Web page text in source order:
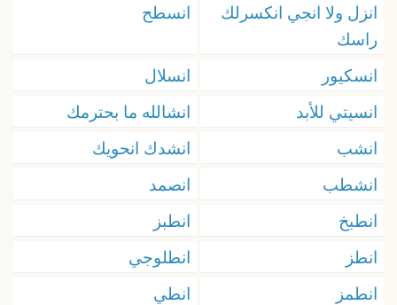
انزل ولا انجي انكسرلك
راسك
انسطح
انسكيور
انسلال
انسيتي للأبد
انشالله ما بحترمك
انشب
انشدك انحويك
انشطب
انصمد
انطبخ
انطبز
انطز
انطلوجي
انطمز
انطي